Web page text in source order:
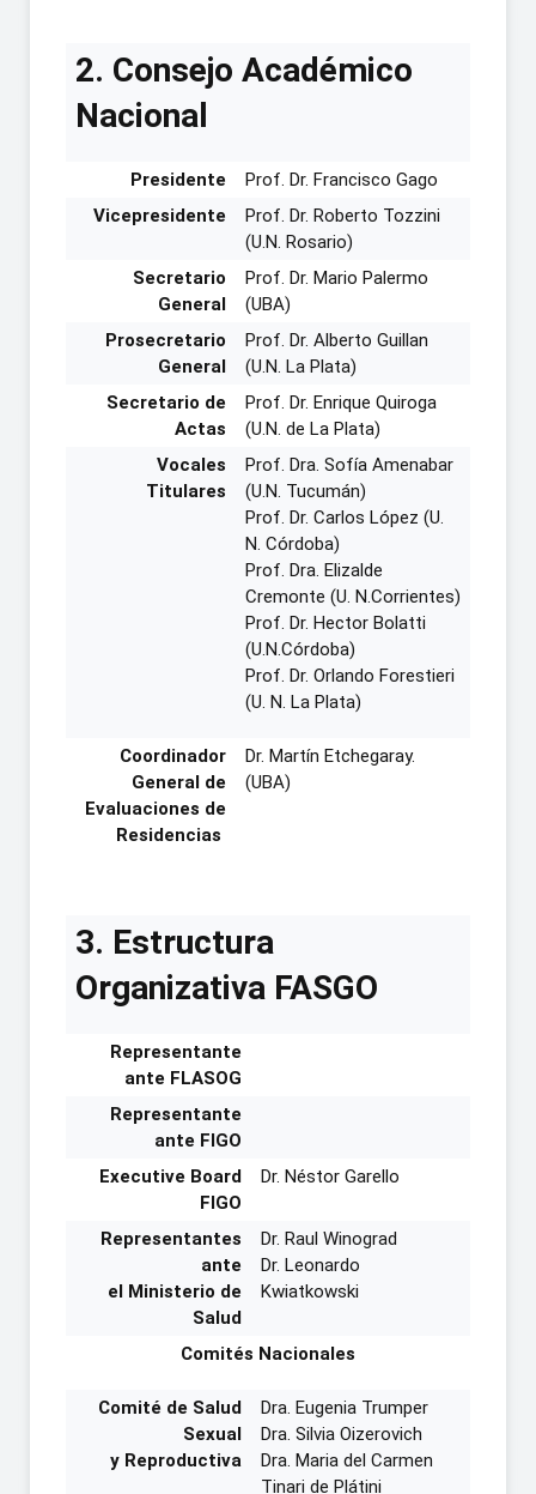
2. Consejo Académico
Nacional
Presidente
Prof. Dr. Francisco Gago
Vicepresidente
Prof. Dr. Roberto Tozzini
(U.N. Rosario)
Secretario
General
Prof. Dr. Mario Palermo
(UBA)
Prosecretario
General
Prof. Dr. Alberto Guillan
(U.N. La Plata)
Secretario de
Actas
Prof. Dr. Enrique Quiroga
(U.N. de La Plata)
Vocales
Titulares
Prof. Dra. Sofía Amenabar
(U.N. Tucumán)
Prof. Dr. Carlos López (U.
N. Córdoba)
Prof. Dra. Elizalde
Cremonte (U. N.Corrientes)
Prof. Dr. Hector Bolatti
(U.N.Córdoba)
Prof. Dr. Orlando Forestieri
(U. N. La Plata)
Coordinador
General de
Evaluaciones de
Residencias
Dr. Martín Etchegaray.
(UBA)
3. Estructura
Organizativa FASGO
Representante
ante FLASOG
Representante
ante FIGO
Executive Board
FIGO
Dr. Néstor Garello
Representantes
ante
el Ministerio de
Salud
Dr. Raul Winograd
Dr. Leonardo
Kwiatkowski
Comités Nacionales
Comité de Salud
Sexual
y Reproductiva
Dra. Eugenia Trumper
Dra. Silvia Oizerovich
Dra. Maria del Carmen
Tinari de Plátini